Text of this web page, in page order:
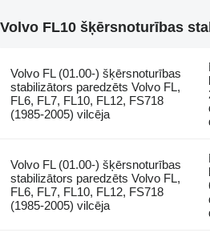
Volvo FL10 šķērsnoturības
Volvo FL (01.00-) šķērsnoturības
stabilizātors paredzēts Volvo FL,
FL6, FL7, FL10, FL12, FS718
(1985-2005) vilcēja
Volvo FL (01.00-) šķērsnoturības
stabilizātors paredzēts Volvo FL,
FL6, FL7, FL10, FL12, FS718
(1985-2005) vilcēja